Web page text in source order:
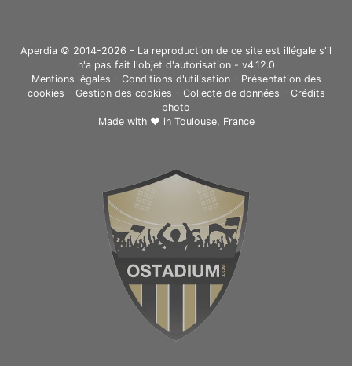
Aperdia © 2014-2026 - La reproduction de ce site est illégale s'il
n'a pas fait l'objet d'autorisation - v4.12.0
Mentions légales - Conditions d'utilisation- Présentation des
cookies - Gestion des cookies - Collecte de données - Crédits
photo
Made with ❤ in Toulouse, France